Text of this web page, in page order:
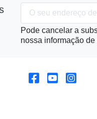
Pode cancelar a
nossa informação